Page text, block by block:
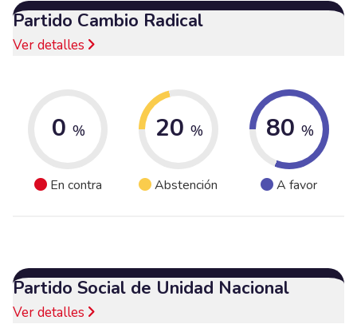
Partido Cambio Radical
Ver detalles
0 %
En contra
20 %
Abstención
80 %
A favor
Partido Social de Unidad Nacional
Ver detalles